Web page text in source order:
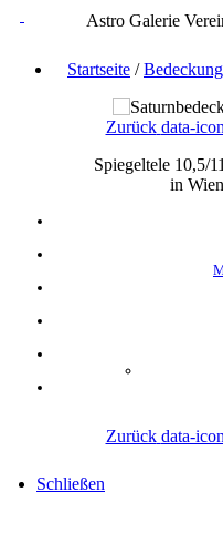
Astro Galerie
Startseite /
Zurück data-
Spiegeltele 10,5/
in
Zurück data-
Schließen